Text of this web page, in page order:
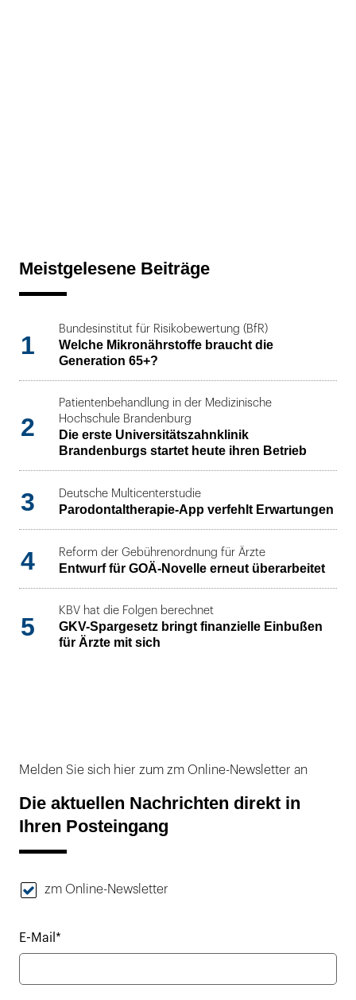
Meistgelesene Beiträge
1
Bundesinstitut für Risikobewertung (BfR)
Welche Mikronährstoffe braucht die
Generation 65+?
2
Patientenbehandlung in der Medizinische
Hochschule Brandenburg
Die erste Universitätszahnklinik
Brandenburgs startet heute ihren Betrieb
3 Deutsche Multicenterstudie
Parodontaltherapie-App verfehlt Erwartungen
4 Reform der Gebührenordnung für Ärzte
Entwurf für GOÄ-Novelle erneut überarbeitet
5
KBV hat die Folgen berechnet
GKV-Spargesetz bringt finanzielle Einbußen
für Ärzte mit sich
Melden Sie sich hier zum zm Online-Newsletter an
Die aktuellen Nachrichten direkt in
Ihren Posteingang
zm Online-Newsletter
E-Mail*